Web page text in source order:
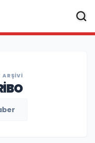
ARŞIVI